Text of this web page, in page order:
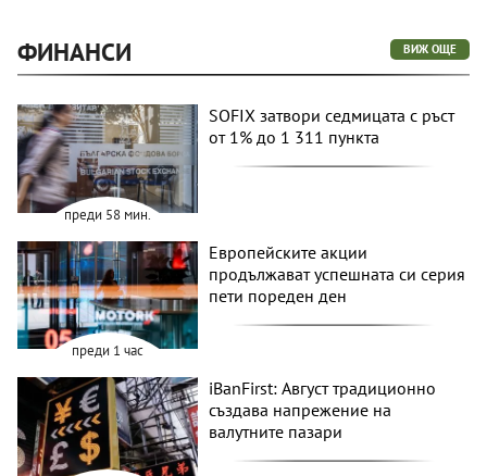
ФИНАНСИ ВИЖ ОЩЕ
преди 58 мин.
SOFIX затвори седмицата с ръст
от 1% до 1 311 пункта
преди 1 час
Европейските акции
продължават успешната си серия
пети пореден ден
iBanFirst: Август традиционно
създава напрежение на
валутните пазари